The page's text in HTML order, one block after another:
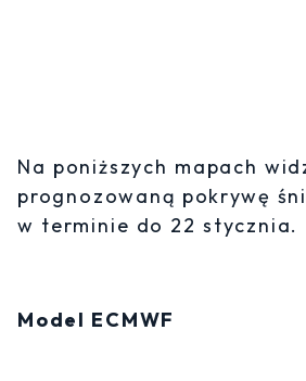
Na poniższych mapach
prognozowaną pokrywę
w terminie do 22 stycznia.
Model ECMWF